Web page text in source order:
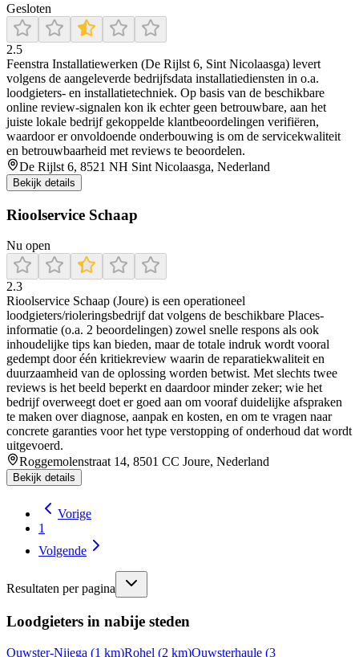
Gesloten
2.5
Feenstra Installatiewerken (De Rijlst 6, Sint Nicolaasga) levert
volgens de aangeleverde bedrijfsdata installatiediensten in o.a.
loodgieters- en installatietechniek. Op basis van de beschikbare
online review-signalen kon ik echter geen betrouwbare, aan het
juiste lokale bedrijf gekoppelde klantbeoordelingen verifiëren,
waardoor er onvoldoende onderbouwing is om de servicekwaliteit
en betrouwbaarheid met reviews te beoordelen.
De Rijlst 6, 8521 NH Sint Nicolaasga, Nederland
Bekijk details
Rioolservice Schaap
Nu open
2.3
Rioolservice Schaap (Joure) is een operationeel
loodgieters/rioleringsbedrijf dat volgens de beschikbare Places-
informatie (o.a. 2 beoordelingen) zowel snelle respons als ook
inhoudelijke tips kan bieden, maar de totale indruk wordt vooral
gedempt door één kritiekreview waarin de reparatiekwaliteit en
duurzaamheid van de oplossing worden betwist. Met slechts twee
reviews is het beeld beperkt en daardoor minder zeker; wie het
bedrijf overweegt doet er goed aan om vooraf duidelijke afspraken
te maken over diagnose, aanpak en kosten, en om te vragen naar
concrete garanties voor het type verstopping of onderhoud dat wordt
uitgevoerd.
Roggemolenstraat 14, 8501 CC Joure, Nederland
Bekijk details
Vorige
1
Volgende
Resultaten per pagina
Loodgieters in nabije steden
Ouwster-Nijega (1 km)Rohel (2 km)Ouwsterhaule (3